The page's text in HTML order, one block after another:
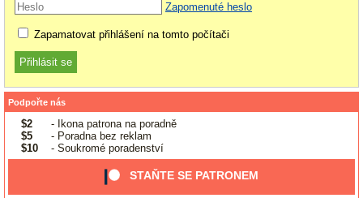
Zapomenuté heslo
Zapamatovat přihlášení na tomto počítači
Podpořte nás
$2
- Ikona patrona na poradně
$5
- Poradna bez reklam
$10
- Soukromé poradenství
STAŇTE SE PATRONEM